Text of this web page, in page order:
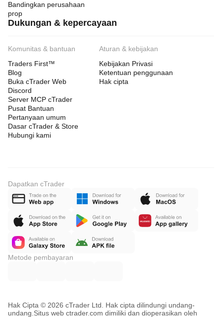
Bandingkan perusahaan
prop
Dukungan & kepercayaan
Komunitas & bantuan
Traders First™
Blog
Buka cTrader Web
Discord
Server MCP cTrader
Pusat Bantuan
Pertanyaan umum
Dasar cTrader & Store
Hubungi kami
Aturan & kebijakan
Kebijakan Privasi
Ketentuan penggunaan
Hak cipta
Dapatkan cTrader
Metode pembayaran
Hak Cipta © 2026 cTrader Ltd. Hak cipta dilindungi undang-
undang. Situs web ctrader.com dimiliki dan dioperasikan oleh